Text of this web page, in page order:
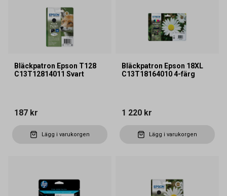
Bläckpatron Epson T128
C13T12814011 Svart
187 kr
Lägg i varukorgen
Bläckpatron Epson 18XL
C13T18164010 4-färg
1 220 kr
Lägg i varukorgen